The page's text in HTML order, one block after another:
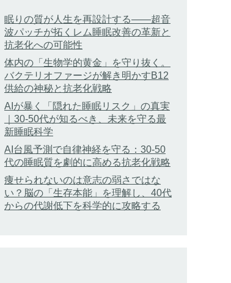
眠りの質が人生を再設計する——超音
波パッチが拓くレム睡眠改善の革新と
抗老化への可能性
体内の「生物学的黄金」を守り抜く。
バクテリオファージが解き明かすB12
供給の神秘と抗老化戦略
AIが暴く「隠れた睡眠リスク」の真実
｜30-50代が知るべき、未来を守る最
新睡眠科学
AI台風予測で自律神経を守る：30-50
代の睡眠質を劇的に高める抗老化戦略
痩せられないのは意志の弱さではな
い？脳の「生存本能」を理解し、40代
からの代謝低下を科学的に攻略する